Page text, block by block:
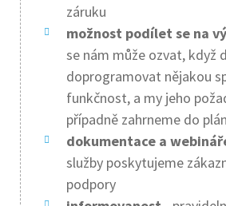
záruku
možnost podílet se na
se nám může ozvat, když
doprogramovat nějakou
funkčnost, a my jeho
případně zahrneme do
dokumentace a
služby poskytujeme
podpory